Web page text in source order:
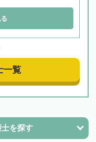
一覧
を探す